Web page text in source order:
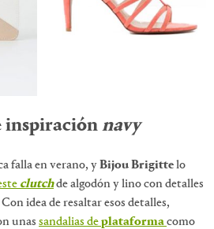
inspiración navy
falla en verano, yBijou Brigittelo
clutchde algodón y lino con detalles
idea de resaltar esos detalles,
unas sandalias deplataformacomo